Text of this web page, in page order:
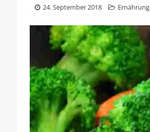
24. September 2018 Ernährung